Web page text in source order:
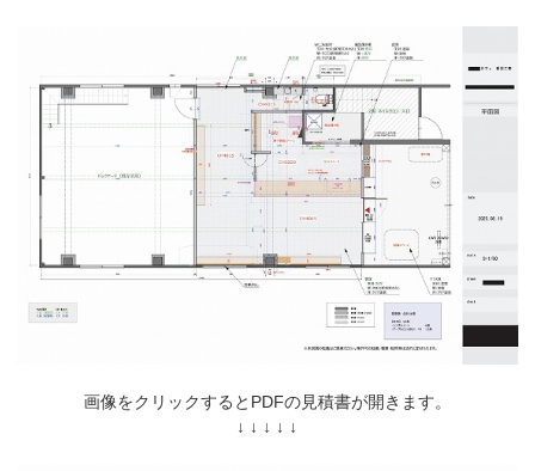
画像をクリックするとPDFの見積書が開きます。
↓ ↓ ↓ ↓ ↓